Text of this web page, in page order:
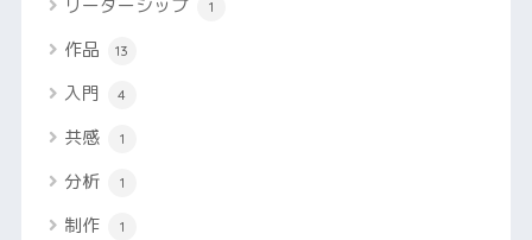
リーダーシップ 1
作品 13
入門 4
共感 1
分析 1
制作 1